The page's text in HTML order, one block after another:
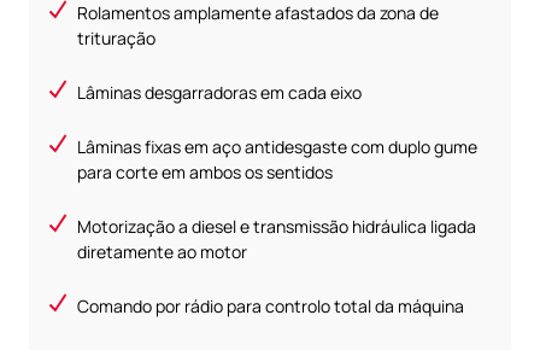
Rolamentos amplamente afastados da zona de
trituração
Lâminas desgarradoras em cada eixo
Lâminas fixas em aço antidesgaste com duplo gume
para corte em ambos os sentidos
Motorização a diesel e transmissão hidráulica ligada
diretamente ao motor
Comando por rádio para controlo total da máquina